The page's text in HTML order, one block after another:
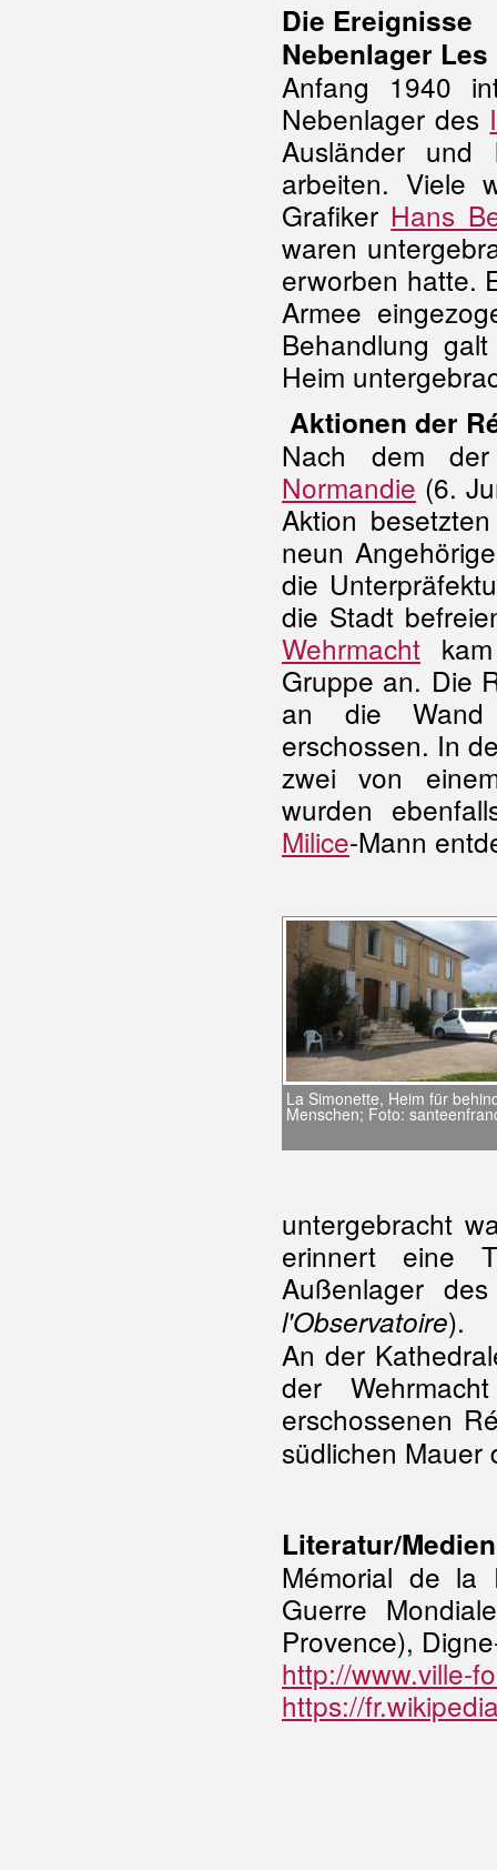
Die Ereignisse
Nebenlager
Anfang 1940
Nebenlager des
Ausländer und
arbeiten. Viele
Grafiker Hans
waren
erworben hatte.
Armee
Behandlung
Heim
Aktionen der
Nach dem
Normandie (6.
Aktion
neun
die
die Stadt
Wehrmacht
Gruppe an. Die
an die
erschossen. In
zwei von
wurden
Milice-Mann
La Simonette, Heim für
Menschen; Foto:
untergebracht
erinnert eine
Außenlager
l'Observatoire).
An der
der
erschossenen
südlichen Mauer
Literatur/Medien
Mémorial de la
Guerre
Provence),
http://www.ville-
https://